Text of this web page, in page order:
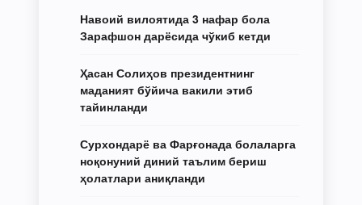
Навоий вилоятида 3 нафар бола
Зарафшон дарёсида чўкиб кетди
Ҳасан Солиҳов президентнинг
маданият бўйича вакили этиб
тайинланди
Сурхондарё ва Фарғонада болаларга
ноқонуний диний таълим бериш
ҳолатлари аниқланди